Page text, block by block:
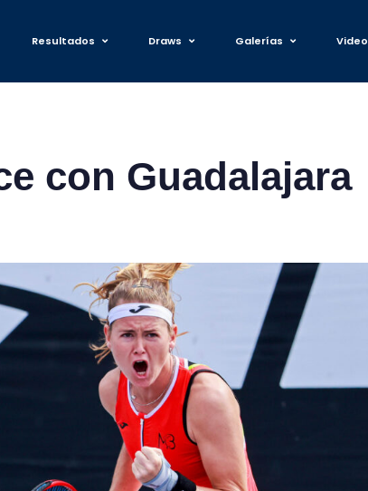
Resultados Draws Galerías Video
con Guadalajara